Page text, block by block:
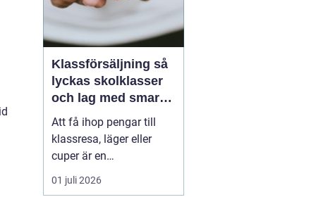
Klassförsäljning så
lyckas skolklasser
och lag med smarta
säljprojekt
Att få ihop pengar till
klassresa, läger eller
cuper är en
återkommande
utmaning för många
01 juli 2026